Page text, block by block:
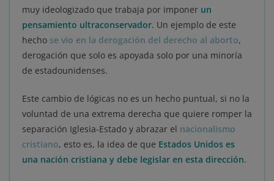
muy ideologizado que trabaja por imponer un
pensamiento ultraconservador. Un ejemplo de este
hecho se vio en la derogación del derecho al aborto,
derogación que solo es apoyada solo por una minoría
de estadounidenses.
Este cambio de lógicas no es un hecho puntual, si no la
voluntad de una extrema derecha que quiere romper la
separación Iglesia-Estado y abrazar el nacionalismo
cristiano, esto es, la idea de que Estados Unidos es
una nación cristiana y debe legislar en esta dirección.